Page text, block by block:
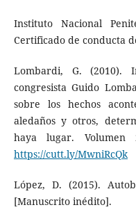
Instituto Nacional
Certificado de conducta
Lombardi, G. (2010).
congresista Guido
sobre los hechos
aledaños y otros,
haya lugar. Volumen
https://cutt.ly/MwniRcQk
López, D. (2015).
[Manuscrito inédito].